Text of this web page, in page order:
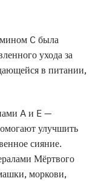
C была
ухода за
в питании,
A и E —
улучшить
сияние.
Мёртвого
моркови,